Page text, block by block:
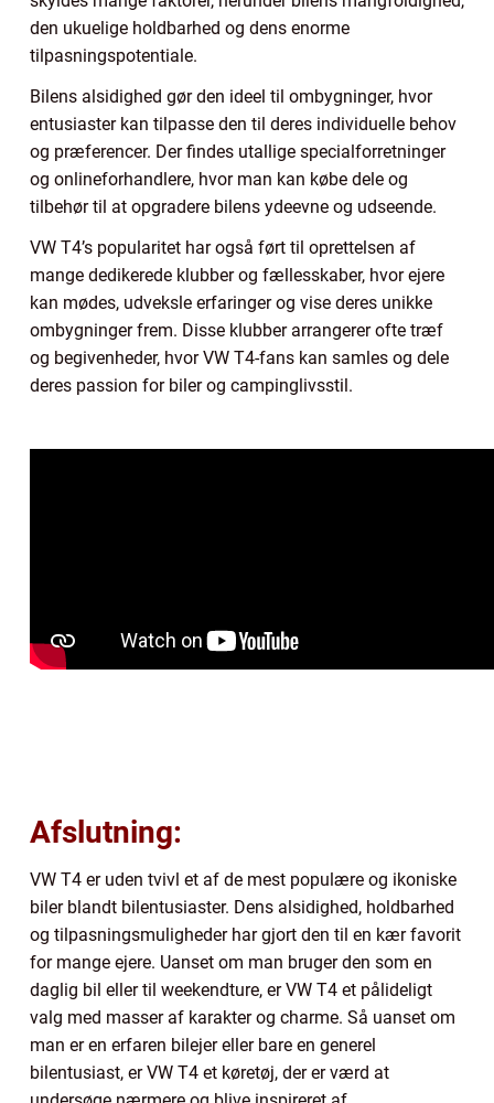
den ukuelige holdbarhed og dens enorme
tilpasningspotentiale.
Bilens alsidighed gør den ideel til ombygninger, hvor
entusiaster kan tilpasse den til deres individuelle behov
og præferencer. Der findes utallige specialforretninger
og onlineforhandlere, hvor man kan købe dele og
tilbehør til at opgradere bilens ydeevne og udseende.
VW T4’s popularitet har også ført til oprettelsen af
mange dedikerede klubber og fællesskaber, hvor ejere
kan mødes, udveksle erfaringer og vise deres unikke
ombygninger frem. Disse klubber arrangerer ofte træf
og begivenheder, hvor VW T4-fans kan samles og dele
deres passion for biler og campinglivsstil.
Afslutning:
VW T4 er uden tvivl et af de mest populære og ikoniske
biler blandt bilentusiaster. Dens alsidighed, holdbarhed
og tilpasningsmuligheder har gjort den til en kær favorit
for mange ejere. Uanset om man bruger den som en
daglig bil eller til weekendture, er VW T4 et pålideligt
valg med masser af karakter og charme. Så uanset om
man er en erfaren bilejer eller bare en generel
bilentusiast, er VW T4 et køretøj, der er værd at